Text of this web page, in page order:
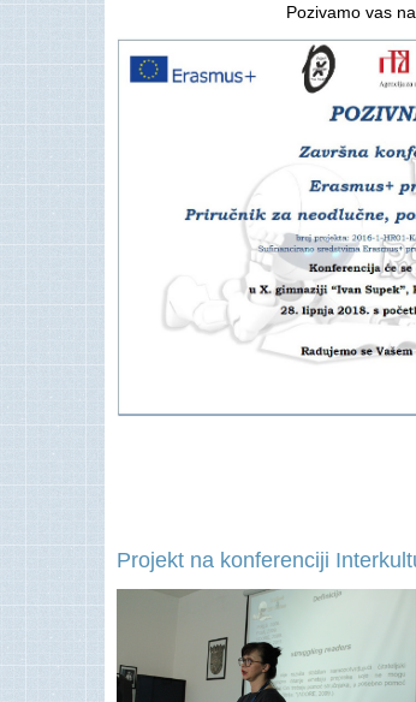
Pozivamo vas
Projekt na konferenciji